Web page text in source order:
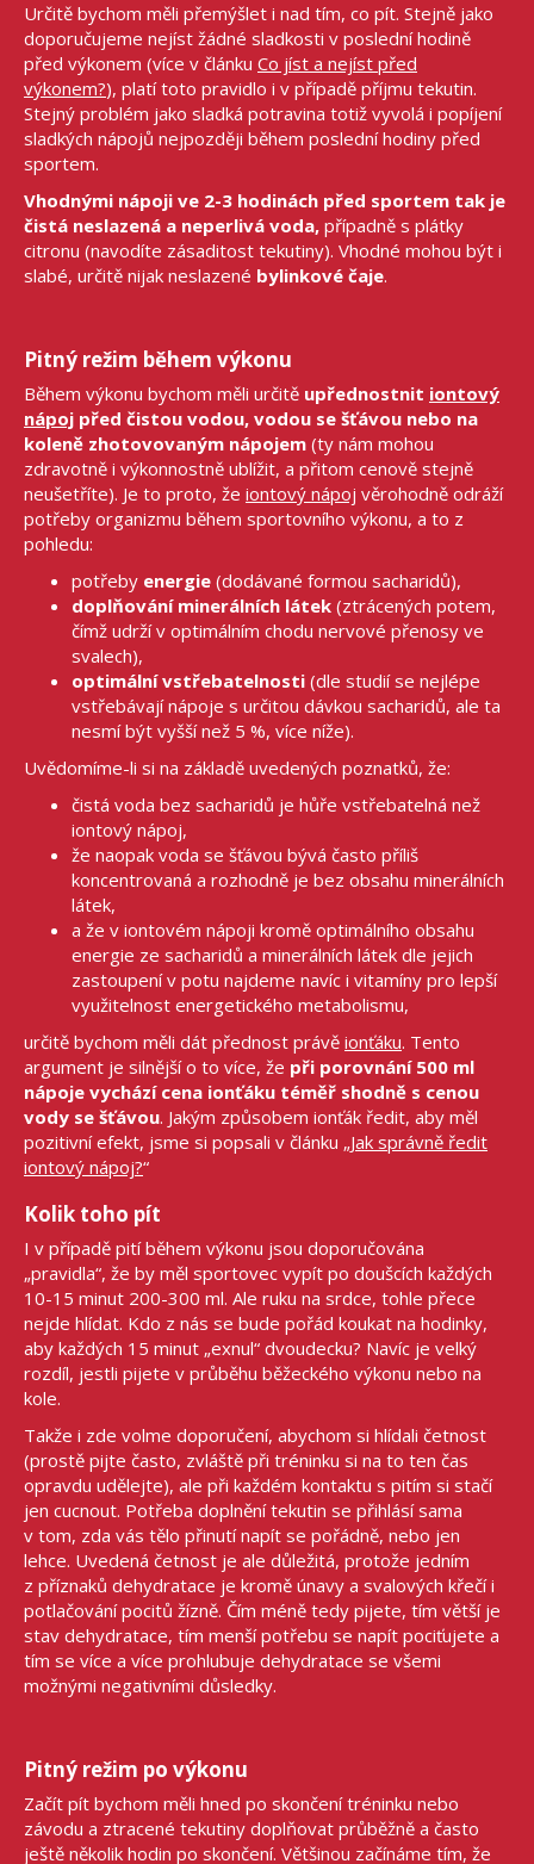
Určitě bychom měli přemýšlet i nad tím, co pít. Stejně jako
doporučujeme nejíst žádné sladkosti v poslední hodině
před výkonem (více v článku Co jíst a nejíst před
výkonem?), platí toto pravidlo i v případě příjmu tekutin.
Stejný problém jako sladká potravina totiž vyvolá i popíjení
sladkých nápojů nejpozději během poslední hodiny před
sportem.
Vhodnými nápoji ve 2-3 hodinách před sportem tak je
čistá neslazená a neperlivá voda, případně s plátky
citronu (navodíte zásaditost tekutiny). Vhodné mohou být i
slabé, určitě nijak neslazené bylinkové čaje.
Pitný režim během výkonu
Během výkonu bychom měli určitě upřednostnit iontový
nápoj před čistou vodou, vodou se šťávou nebo na
koleně zhotovovaným nápojem (ty nám mohou
zdravotně i výkonnostně ublížit, a přitom cenově stejně
neušetříte). Je to proto, že iontový nápoj věrohodně odráží
potřeby organizmu během sportovního výkonu, a to z
pohledu:
potřeby energie (dodávané formou sacharidů),
doplňování minerálních látek (ztrácených potem,
čímž udrží v optimálním chodu nervové přenosy ve
svalech),
optimální vstřebatelnosti (dle studií se nejlépe
vstřebávají nápoje s určitou dávkou sacharidů, ale ta
nesmí být vyšší než 5 %, více níže).
Uvědomíme-li si na základě uvedených poznatků, že:
čistá voda bez sacharidů je hůře vstřebatelná než
iontový nápoj,
že naopak voda se šťávou bývá často příliš
koncentrovaná a rozhodně je bez obsahu minerálních
látek,
a že v iontovém nápoji kromě optimálního obsahu
energie ze sacharidů a minerálních látek dle jejich
zastoupení v potu najdeme navíc i vitamíny pro lepší
využitelnost energetického metabolismu,
určitě bychom měli dát přednost právě ionťáku. Tento
argument je silnější o to více, že při porovnání 500 ml
nápoje vychází cena ionťáku téměř shodně s cenou
vody se šťávou. Jakým způsobem ionťák ředit, aby měl
pozitivní efekt, jsme si popsali v článku „Jak správně ředit
iontový nápoj?“
Kolik toho pít
I v případě pití během výkonu jsou doporučována
„pravidla“, že by měl sportovec vypít po doušcích každých
10-15 minut 200-300 ml. Ale ruku na srdce, tohle přece
nejde hlídat. Kdo z nás se bude pořád koukat na hodinky,
aby každých 15 minut „exnul“ dvoudecku? Navíc je velký
rozdíl, jestli pijete v průběhu běžeckého výkonu nebo na
kole.
Takže i zde volme doporučení, abychom si hlídali četnost
(prostě pijte často, zvláště při tréninku si na to ten čas
opravdu udělejte), ale při každém kontaktu s pitím si stačí
jen cucnout. Potřeba doplnění tekutin se přihlásí sama
v tom, zda vás tělo přinutí napít se pořádně, nebo jen
lehce. Uvedená četnost je ale důležitá, protože jedním
z příznaků dehydratace je kromě únavy a svalových křečí i
potlačování pocitů žízně. Čím méně tedy pijete, tím větší je
stav dehydratace, tím menší potřebu se napít pociťujete a
tím se více a více prohlubuje dehydratace se všemi
možnými negativními důsledky.
Pitný režim po výkonu
Začít pít bychom měli hned po skončení tréninku nebo
závodu a ztracené tekutiny doplňovat průběžně a často
ještě několik hodin po skončení. Většinou začínáme tím, že